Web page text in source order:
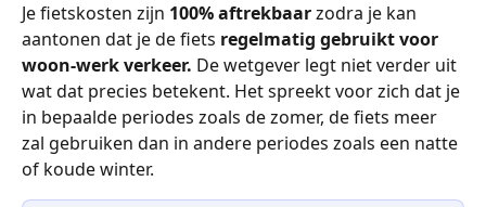
Je fietskosten zijn 100% aftrekbaar zodra je kan
aantonen dat je de fiets regelmatig gebruikt voor
woon-werk verkeer. De wetgever legt niet verder uit
wat dat precies betekent. Het spreekt voor zich dat je
in bepaalde periodes zoals de zomer, de fiets meer
zal gebruiken dan in andere periodes zoals een natte
of koude winter.